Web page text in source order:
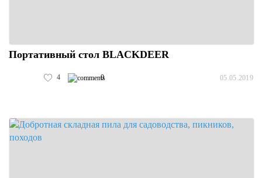
Портативный стол BLACKDEER
4 0 05.05.2019